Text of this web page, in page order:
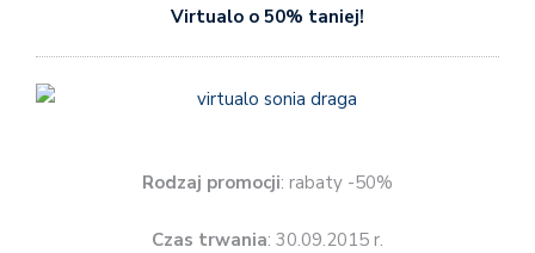
Virtualo o 50% taniej!
Rodzaj promocji: rabaty -50%
Czas trwania: 30.09.2015 r.